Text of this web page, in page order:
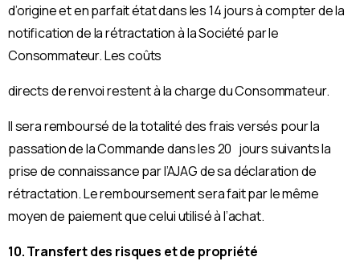
d’origine et en parfait état dans les 14 jours à compter de la
notification de la rétractation à la Société par le
Consommateur. Les coûts
directs de renvoi restent à la charge du Consommateur.
Il sera remboursé de la totalité des frais versés pour la
passation de la Commande dans les 20 jours suivants la
prise de connaissance par l’AJAG de sa déclaration de
rétractation. Le remboursement sera fait par le même
moyen de paiement que celui utilisé à l’achat.
10. Transfert des risques et de propriété